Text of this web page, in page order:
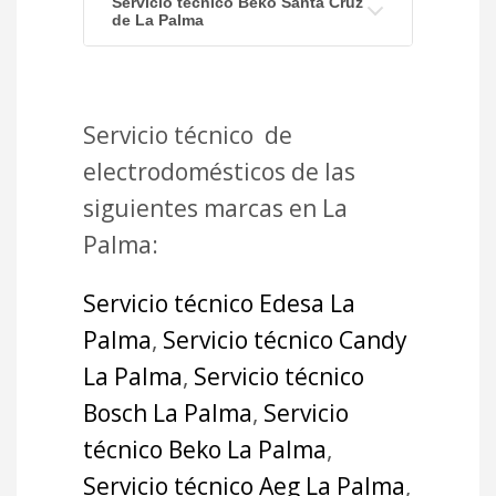
de La Palma
Servicio técnico de
electrodomésticos de las
siguientes marcas en La
Palma:
Servicio técnico Edesa La
Palma, Servicio técnico Candy
La Palma, Servicio técnico
Bosch La Palma, Servicio
técnico Beko La Palma,
Servicio técnico Aeg La Palma,